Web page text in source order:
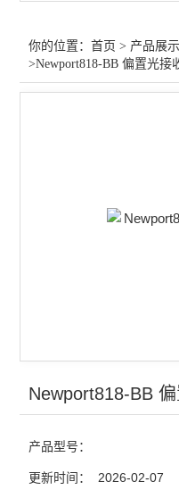
激光校准
红外显示卡
激光能量计
你的位置：首页 > 产品展示
>Newport818-BB 偏置光接
Newport818-BB
产品型号：
更新时间： 2026-02-07